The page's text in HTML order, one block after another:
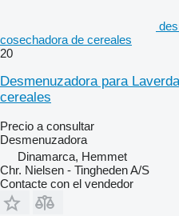
cosechadora de cereales
20
Desmenuzadora para
cereales
Precio a consultar
Desmenuzadora
Dinamarca, Hemmet
Chr. Nielsen - Tingheden A/S
Contacte con el vendedor